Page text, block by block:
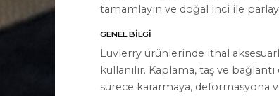
tamamlayın ve doğal inci ile
GENEL BILGI
Luvlerry ürünlerinde ithal
kullanılır. Kaplama, taş ve
sürece kararmaya, deformasyona